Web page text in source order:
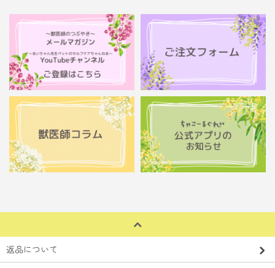
返品について